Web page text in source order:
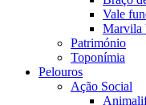
Vale
Marvila
Património
Toponímia
Pelouros
Ação Social